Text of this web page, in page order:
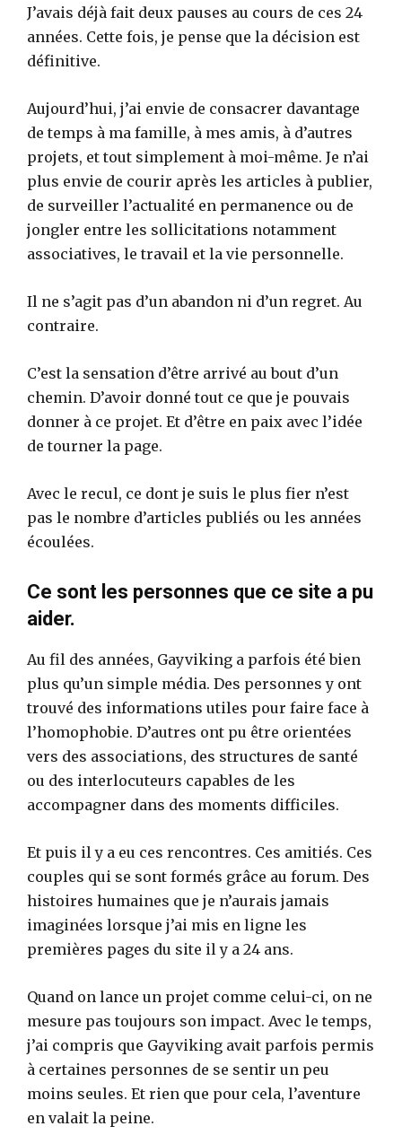
J’avais déjà fait deux pauses au cours de ces 24
années. Cette fois, je pense que la décision est
définitive.
Aujourd’hui, j’ai envie de consacrer davantage
de temps à ma famille, à mes amis, à d’autres
projets, et tout simplement à moi-même. Je n’ai
plus envie de courir après les articles à publier,
de surveiller l’actualité en permanence ou de
jongler entre les sollicitations notamment
associatives, le travail et la vie personnelle.
Il ne s’agit pas d’un abandon ni d’un regret. Au
contraire.
C’est la sensation d’être arrivé au bout d’un
chemin. D’avoir donné tout ce que je pouvais
donner à ce projet. Et d’être en paix avec l’idée
de tourner la page.
Avec le recul, ce dont je suis le plus fier n’est
pas le nombre d’articles publiés ou les années
écoulées.
Ce sont les personnes que ce site a pu
aider.
Au fil des années, Gayviking a parfois été bien
plus qu’un simple média. Des personnes y ont
trouvé des informations utiles pour faire face à
l’homophobie. D’autres ont pu être orientées
vers des associations, des structures de santé
ou des interlocuteurs capables de les
accompagner dans des moments difficiles.
Et puis il y a eu ces rencontres. Ces amitiés. Ces
couples qui se sont formés grâce au forum. Des
histoires humaines que je n’aurais jamais
imaginées lorsque j’ai mis en ligne les
premières pages du site il y a 24 ans.
Quand on lance un projet comme celui-ci, on ne
mesure pas toujours son impact. Avec le temps,
j’ai compris que Gayviking avait parfois permis
à certaines personnes de se sentir un peu
moins seules. Et rien que pour cela, l’aventure
en valait la peine.